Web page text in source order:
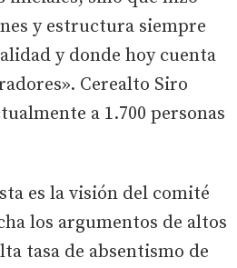
y estructura siempre
y donde hoy cuenta
Cerealto Siro
a 1.700 personas
es la visión del comité
los argumentos de altos
tasa de absentismo de